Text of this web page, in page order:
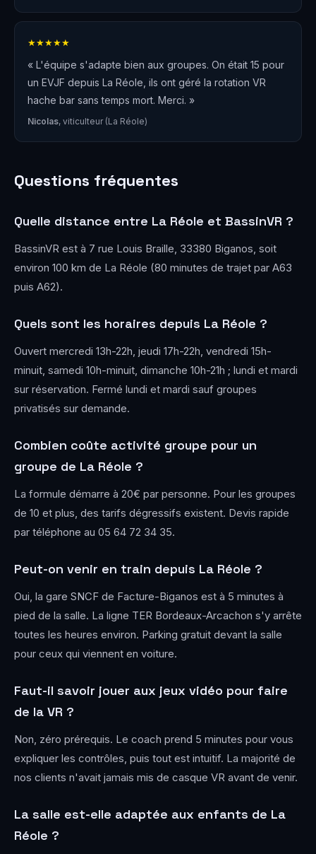
★★★★★
« L'équipe s'adapte bien aux groupes. On était 15 pour
un EVJF depuis La Réole, ils ont géré la rotation VR
hache bar sans temps mort. Merci. »
Nicolas, viticulteur (La Réole)
Questions fréquentes
Quelle distance entre La Réole et BassinVR ?
BassinVR est à 7 rue Louis Braille, 33380 Biganos, soit
environ 100 km de La Réole (80 minutes de trajet par A63
puis A62).
Quels sont les horaires depuis La Réole ?
Ouvert mercredi 13h-22h, jeudi 17h-22h, vendredi 15h-
minuit, samedi 10h-minuit, dimanche 10h-21h ; lundi et mardi
sur réservation. Fermé lundi et mardi sauf groupes
privatisés sur demande.
Combien coûte activité groupe pour un
groupe de La Réole ?
La formule démarre à 20€ par personne. Pour les groupes
de 10 et plus, des tarifs dégressifs existent. Devis rapide
par téléphone au 05 64 72 34 35.
Peut-on venir en train depuis La Réole ?
Oui, la gare SNCF de Facture-Biganos est à 5 minutes à
pied de la salle. La ligne TER Bordeaux-Arcachon s'y arrête
toutes les heures environ. Parking gratuit devant la salle
pour ceux qui viennent en voiture.
Faut-il savoir jouer aux jeux vidéo pour faire
de la VR ?
Non, zéro prérequis. Le coach prend 5 minutes pour vous
expliquer les contrôles, puis tout est intuitif. La majorité de
nos clients n'avait jamais mis de casque VR avant de venir.
La salle est-elle adaptée aux enfants de La
Réole ?